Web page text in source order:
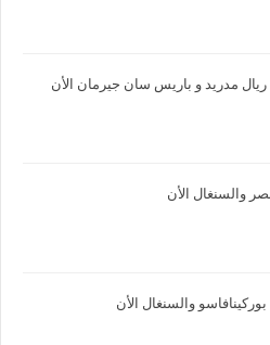
مدريد و باريس سان جيرمان الأن
والسنغال الأن
والسنغال الأن